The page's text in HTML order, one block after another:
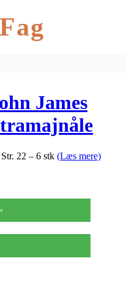
James
Spids Str.
22 – 6 stk (Læs mere)